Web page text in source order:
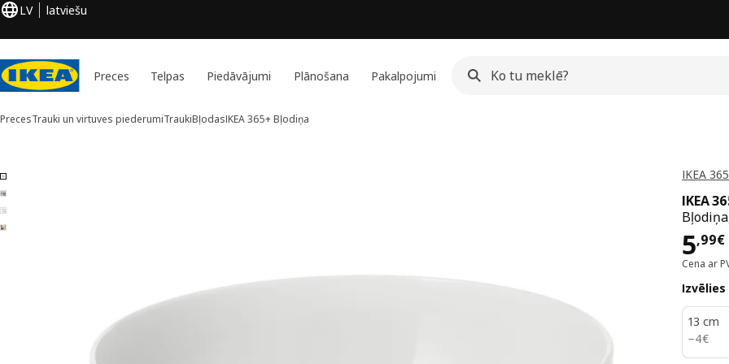
LV latviešu
Preces Telpas Piedāvājumi Plānošana Pakalpojumi
PrecesTrauki un virtuves piederumiTraukiBļodasIKEA 365+Bļodiņa
4 IKEA 365+ attēli
attēlus IKEA
IKEA
5,99€
Cena ar
13 cm
−4€
4€